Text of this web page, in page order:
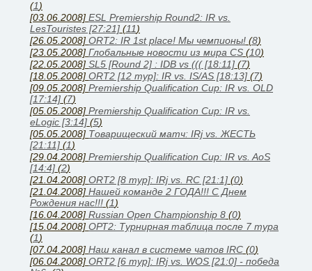
(1)
[03.06.2008] ESL Premiership Round2: IR vs.
LesTouristes [27:21] (11)
[26.05.2008] ORT2: IR 1st place! Мы чемпионы! (8)
[23.05.2008] Глобальные новости из мира CS (10)
[22.05.2008] SL5 [Round 2] : IDB vs ((( [18:11] (7)
[18.05.2008] ORT2 [12 тур]: IR vs. IS/AS [18:13] (7)
[09.05.2008] Premiership Qualification Cup: IR vs. OLD
[17:14] (7)
[05.05.2008] Premiership Qualification Cup: IR vs.
eLogic [3:14] (5)
[05.05.2008] Товарищеский матч: IRj vs. ЖЕСТЬ
[21:11] (1)
[29.04.2008] Premiership Qualification Cup: IR vs. AoS
[14:4] (2)
[21.04.2008] ORT2 [8 тур]: IRj vs. RC [21:1] (0)
[21.04.2008] Нашей команде 2 ГОДА!!! С Днем
Рождения нас!!! (1)
[16.04.2008] Russian Open Championship 8 (0)
[15.04.2008] ОРТ2: Турнирная таблица после 7 тура
(1)
[07.04.2008] Наш канал в системе чатов IRC (0)
[06.04.2008] ORT2 [6 тур]: IRj vs. WOS [21:0] - победа